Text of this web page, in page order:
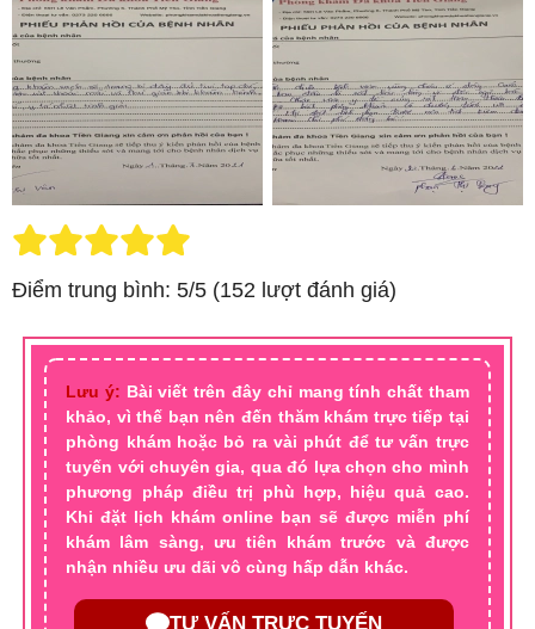
Điểm trung bình: 5/5 (152 lượt đánh giá)
Lưu ý: Bài viết trên đây chỉ mang tính chất tham
khảo, vì thế bạn nên đến thăm khám trực tiếp tại
phòng khám hoặc bỏ ra vài phút để tư vấn trực
tuyến với chuyên gia, qua đó lựa chọn cho mình
phương pháp điều trị phù hợp, hiệu quả cao.
Khi đặt lịch khám online bạn sẽ được miễn phí
khám lâm sàng, ưu tiên khám trước và được
nhận nhiều ưu dãi vô cùng hấp dẫn khác.
TƯ VẤN TRỰC TUYẾN